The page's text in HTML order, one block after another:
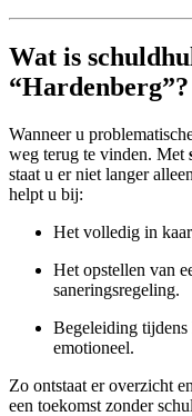
Wat is
“Hardenberg”?
Wanneer u
weg terug te vinden. Met
staat u er niet langer
helpt u bij:
Het volledig in
Het opstellen van
saneringsregeling.
Begeleiding
emotioneel.
Zo ontstaat er overzicht
een toekomst zonder